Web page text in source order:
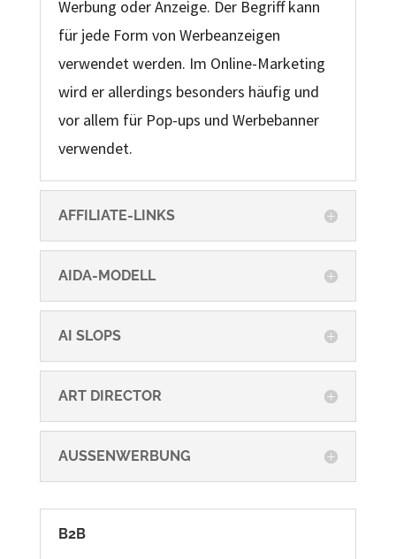
Werbung oder Anzeige. Der Begriff kann
für jede Form von Werbeanzeigen
verwendet werden. Im Online-Marketing
wird er allerdings besonders häufig und
vor allem für Pop-ups und Werbebanner
verwendet.
AFFILIATE-LINKS
AIDA-MODELL
AI SLOPS
ART DIRECTOR
AUSSENWERBUNG
B2B